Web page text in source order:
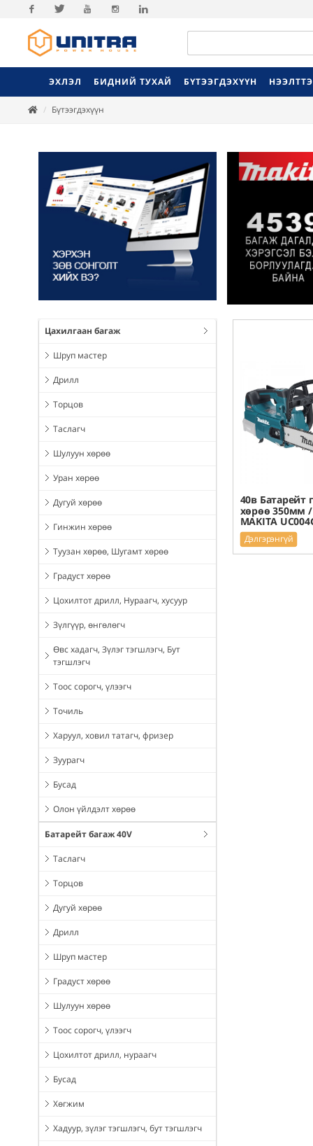
Facebook
ЭХЛЭЛ БИДНИЙ ТУХАЙ БҮТЭЭГДЭХҮҮН
Бүтээгдэхүүн
Цахилгаан багаж
Шруп мастер
Дрилл
Торцов
Таслагч
Шулуун хөрөө
Уран хөрөө
Дугуй хөрөө
Гинжин хөрөө
Туузан хөрөө, Шугамт хөрөө
Градуст хөрөө
Цохилтот дрилл, Нураагч, хусуур
Зүлгүүр, өнгөлөгч
Өвс хадагч, Зүлэг тэгшлэгч, Бут
тэгшлэгч
Тоос сорогч, үлээгч
Точиль
Харуул, ховил татагч, фризер
Зуурагч
Бусад
Олон үйлдэлт хөрөө
Батарейт багаж 40V
Таслагч
Торцов
Дугуй хөрөө
Дрилл
Шруп мастер
Градуст хөрөө
Шулуун хөрөө
Тоос сорогч, үлээгч
Цохилтот дрилл, нураагч
Бусад
Хөгжим
Хадуур, зүлэг тэгшлэгч, бут тэгшлэгч
40в Батарейт
хөрөө 350мм
MAKITA
Дэлгэрэнгүй